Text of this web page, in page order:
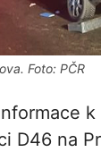
Foto: PČR
D46 na